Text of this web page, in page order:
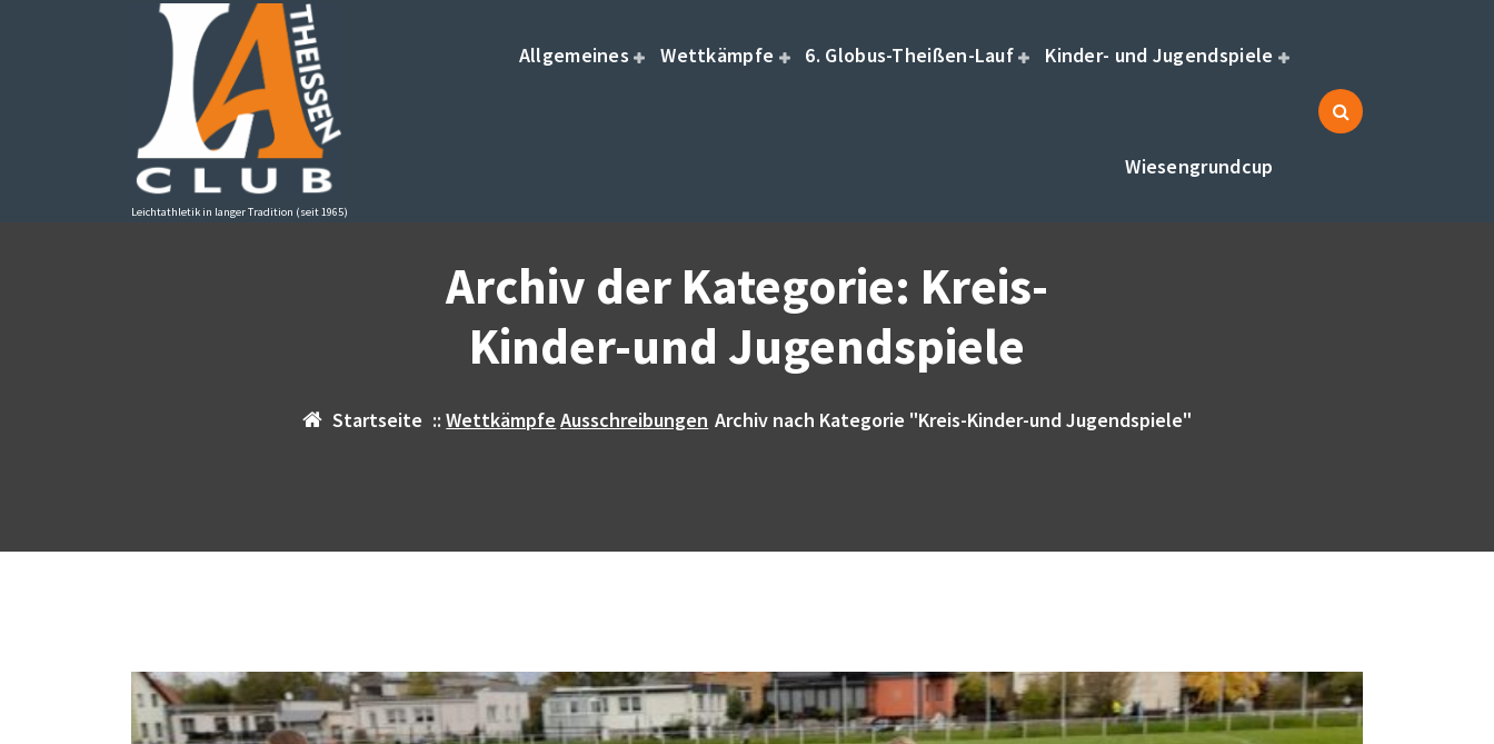
Leichtathletik in langer Tradition (seit 1965)
Allgemeines Wettkämpfe 6. Globus-Theißen-Lauf Kinder- und Jugendspiele
Wiesengrundcup
Archiv der Kategorie: Kreis-
Kinder-und Jugendspiele
Startseite ::Wettkämpfe Ausschreibungen Archiv nach Kategorie "Kreis-Kinder-und Jugendspiele"